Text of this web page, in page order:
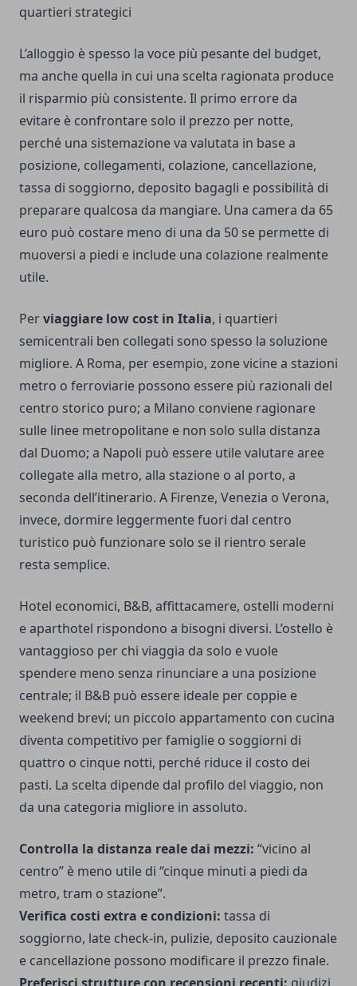
quartieri strategici
L’alloggio è spesso la voce più pesante del budget,
ma anche quella in cui una scelta ragionata produce
il risparmio più consistente. Il primo errore da
evitare è confrontare solo il prezzo per notte,
perché una sistemazione va valutata in base a
posizione, collegamenti, colazione, cancellazione,
tassa di soggiorno, deposito bagagli e possibilità di
preparare qualcosa da mangiare. Una camera da 65
euro può costare meno di una da 50 se permette di
muoversi a piedi e include una colazione realmente
utile.
Perviaggiare low cost in Italia, i quartieri
semicentrali ben collegati sono spesso la soluzione
migliore. A Roma, per esempio, zone vicine a stazioni
metro o ferroviarie possono essere più razionali del
centro storico puro; a Milano conviene ragionare
sulle linee metropolitane e non solo sulla distanza
dal Duomo; a Napoli può essere utile valutare aree
collegate alla metro, alla stazione o al porto, a
seconda dell’itinerario. A Firenze, Venezia o Verona,
invece, dormire leggermente fuori dal centro
turistico può funzionare solo se il rientro serale
resta semplice.
Hotel economici, B&B, affittacamere, ostelli moderni
e aparthotel rispondono a bisogni diversi. L’ostello è
vantaggioso per chi viaggia da solo e vuole
spendere meno senza rinunciare a una posizione
centrale; il B&B può essere ideale per coppie e
weekend brevi; un piccolo appartamento con cucina
diventa competitivo per famiglie o soggiorni di
quattro o cinque notti, perché riduce il costo dei
pasti. La scelta dipende dal profilo del viaggio, non
da una categoria migliore in assoluto.
Controlla la distanza reale dai mezzi: “vicino al
centro” è meno utile di “cinque minuti a piedi da
metro, tram o stazione”.
Verifica costi extra e condizioni: tassa di
soggiorno, late check-in, pulizie, deposito cauzionale
e cancellazione possono modificare il prezzo finale.